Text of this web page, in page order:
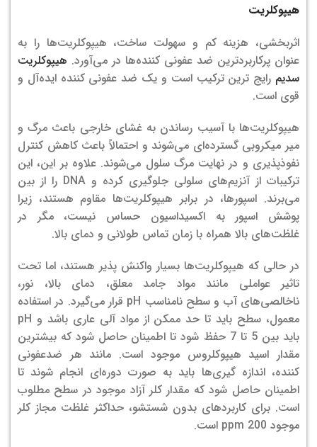
هیپوکلریت
اثربخشی، هزینه کم و سهولت ساخت، هیپوکلریت‌ها را به
عنوان پرکاربردترین ضد عفونی کننده‌ها در می‌آورد. هیپوکلریت
سدیم رایج ترین ترکیب است و یک ضد عفونی کننده ایده‌آل و
قوی است.
هیپوکلریت‌ها با آسیب رساندن به غشای خارجی باعث مرگ و
میر میکروبی گسترده‌ای می‌شوند و احتمالاً باعث کاهش کنترل
نفوذپذیری و در نهایت مرگ سلول می‌شوند. علاوه بر این، این
ترکیبات از آنزیم‌های سلولی جلوگیری کرده و DNA را از بین
می‌برند. اسپورها، در برابر هیپوکلریت‌ها مقاوم هستند، زیرا
پوشش اسپور به اکسیداسیون حساس نیست، مگر در
غلظت‌های بالا همراه با زمان تماس طولانی و دمای بالا.
در حالی که هیپوکلریت‌ها بسیار واکنش پذیر هستند، اما تحت
تاثیر عواملی مانند مواد جامد معلق، دمای بالا، نور،
ناخالصی‌های آب و سطح نامناسب pH قرار می‌گیرد. در استفاده
معمول، سطح باید تا حد ممکن از مواد آلی عاری باشد و pH
باید بین 5 تا 7 حفظ شود تا اطمینان حاصل شود که بیشترین
مقدار اسید هیپوکلروس موجود است. مانند هر ضدعفونی
کننده، اندازه گیری‌ها باید به صورت دوره‌ای انجام شوند تا
اطمینان حاصل شود که مقدار کلر آزاد موجود در سطح مطلوب
است. برای کاربردهای بدون شستشو، حداکثر غلظت مجاز کلر
موجود 200 ppm است.